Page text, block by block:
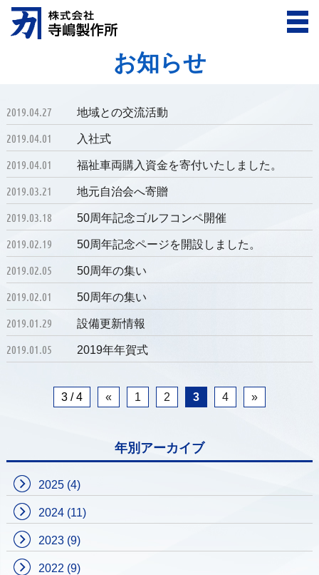
お知らせ
2019.04.27 地域との交流活動
2019.04.01 入社式
2019.04.01 福祉車両購入資金を寄付いたしました。
2019.03.21 地元自治会へ寄贈
2019.03.18 50周年記念ゴルフコンペ開催
2019.02.19 50周年記念ページを開設しました。
2019.02.05 50周年の集い
2019.02.01 50周年の集い
2019.01.29 設備更新情報
2019.01.05 2019年年賀式
3 / 4 « 1 2 3 4 »
年別アーカイブ
2025(4)
2024(11)
2023(9)
2022 (9)